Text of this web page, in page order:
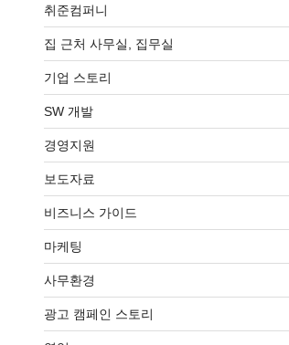
취준컴퍼니
집 근처 사무실, 집무실
기업 스토리
SW 개발
경영지원
보도자료
비즈니스 가이드
마케팅
사무환경
광고 캠페인 스토리